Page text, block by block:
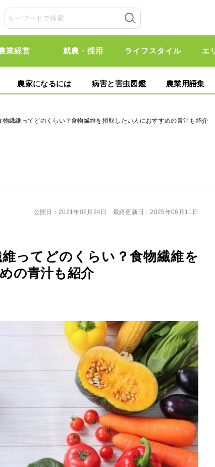
業経営 就農・採用 ライフスタイル エ
農家になるには 病害と害虫図鑑 農業用語集
物繊維ってどのくらい？食物繊維を摂取したい人におすすめの青汁も紹介
ってどのくらい？食物繊維を
の青汁も紹介
公開日：2021年02月24日 最終更新日：2025年06月11日